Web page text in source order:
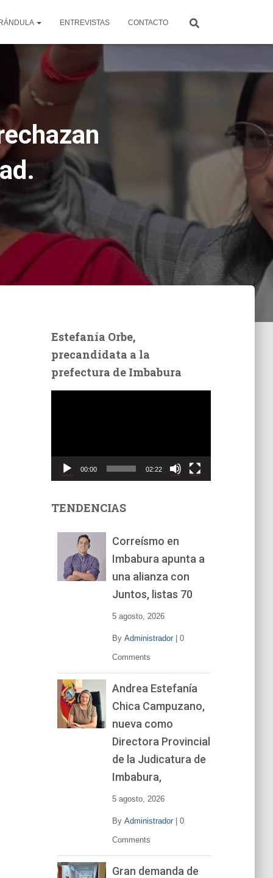
ENTREVISTAS CONTACTO
Estefanía Orbe,
precandidata a la
prefectura de Imbabura
t
00:00 02:22
TENDENCIAS
Correísmo en
Imbabura apunta a
una alianza con
Juntos, listas 70
5 agosto, 2026
By Administrador| 0
Comments
Andrea Estefanía
Chica Campuzano,
nueva como
Directora Provincial
de la Judicatura de
Imbabura,
5 agosto, 2026
By Administrador| 0
Comments
Gran demanda de